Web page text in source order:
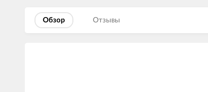
Обзор Отзывы